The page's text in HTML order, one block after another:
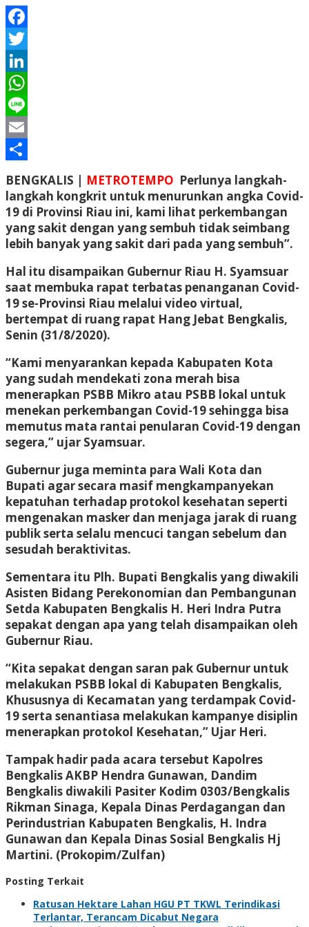
Facebook
Twitter
LinkedIn
WhatsApp
Line
Email
BENGKALIS | METROTEMPO Perlunya langkah-
langkah kongkrit untuk menurunkan angka Covid-
19 di Provinsi Riau ini, kami lihat perkembangan
yang sakit dengan yang sembuh tidak seimbang
lebih banyak yang sakit dari pada yang sembuh”.
Hal itu disampaikan Gubernur Riau H. Syamsuar
saat membuka rapat terbatas penanganan Covid-
19 se-Provinsi Riau melalui video virtual,
bertempat di ruang rapat Hang Jebat Bengkalis,
Senin (31/8/2020).
“Kami menyarankan kepada Kabupaten Kota
yang sudah mendekati zona merah bisa
menerapkan PSBB Mikro atau PSBB lokal untuk
menekan perkembangan Covid-19 sehingga bisa
memutus mata rantai penularan Covid-19 dengan
segera,” ujar Syamsuar.
Gubernur juga meminta para Wali Kota dan
Bupati agar secara masif mengkampanyekan
kepatuhan terhadap protokol kesehatan seperti
mengenakan masker dan menjaga jarak di ruang
publik serta selalu mencuci tangan sebelum dan
sesudah beraktivitas.
Sementara itu Plh. Bupati Bengkalis yang diwakili
Asisten Bidang Perekonomian dan Pembangunan
Setda Kabupaten Bengkalis H. Heri Indra Putra
sepakat dengan apa yang telah disampaikan oleh
Gubernur Riau.
“Kita sepakat dengan saran pak Gubernur untuk
melakukan PSBB lokal di Kabupaten Bengkalis,
Khususnya di Kecamatan yang terdampak Covid-
19 serta senantiasa melakukan kampanye disiplin
menerapkan protokol Kesehatan,” Ujar Heri.
Tampak hadir pada acara tersebut Kapolres
Bengkalis AKBP Hendra Gunawan, Dandim
Bengkalis diwakili Pasiter Kodim 0303/Bengkalis
Rikman Sinaga, Kepala Dinas Perdagangan dan
Perindustrian Kabupaten Bengkalis, H. Indra
Gunawan dan Kepala Dinas Sosial Bengkalis Hj
Martini. (Prokopim/Zulfan)
Posting Terkait
Ratusan Hektare Lahan HGU PT TKWL Terindikasi
Terlantar, Terancam Dicabut Negara